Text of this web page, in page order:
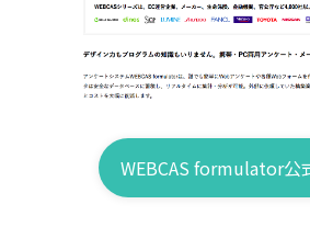
WEBCAS formulator公